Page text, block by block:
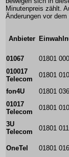
Minutenpreis zählt.
Änderungen vor
Anbieter
01067 01801
010017
Telecom
01801
fon4U 01801
01017
Telecom
01801
3U
Telecom
01801
OneTel
01801